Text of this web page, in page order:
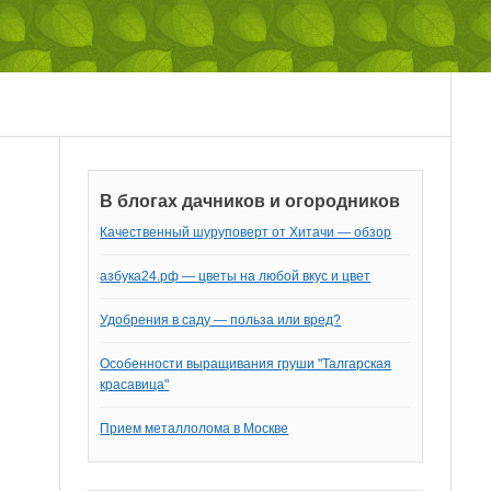
В блогах дачников и огородников
Качественный шуруповерт от Хитачи — обзор
азбука24.рф — цветы на любой вкус и цвет
Удобрения в саду — польза или вред?
Особенности выращивания груши "Талгарская
красавица"
Прием металлолома в Москве